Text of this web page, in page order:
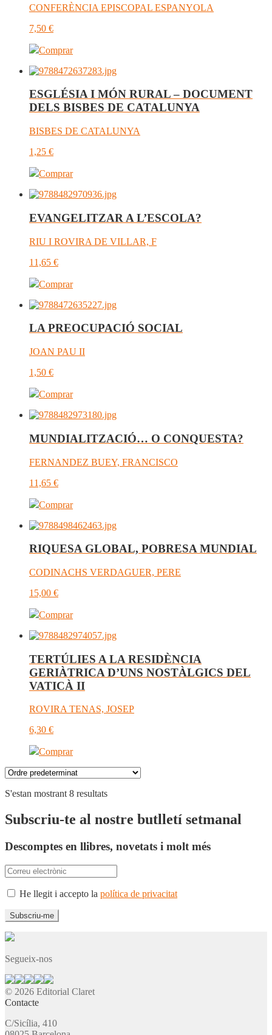
CONFERÈNCIA EPISCOPAL ESPANYOLA
7,50 €
Comprar
ESGLÉSIA I MÓN RURAL – DOCUMENT
DELS BISBES DE CATALUNYA
BISBES DE CATALUNYA
1,25 €
Comprar
EVANGELITZAR A L’ESCOLA?
RIU I ROVIRA DE VILLAR, F
11,65 €
Comprar
LA PREOCUPACIÓ SOCIAL
JOAN PAU II
1,50 €
Comprar
MUNDIALITZACIÓ… O CONQUESTA?
FERNANDEZ BUEY, FRANCISCO
11,65 €
Comprar
RIQUESA GLOBAL, POBRESA MUNDIAL
CODINACHS VERDAGUER, PERE
15,00 €
Comprar
TERTÚLIES A LA RESIDÈNCIA
GERIÀTRICA D’UNS NOSTÀLGICS DEL
VATICÀ II
ROVIRA TENAS, JOSEP
6,30 €
Comprar
S'estan mostrant 8 resultats
Subscriu-te al nostre butlletí setmanal
Descomptes en llibres, novetats i molt més
He llegit i accepto la política de privacitat
Segueix-nos
© 2026 Editorial Claret
Contacte
C/Sicília, 410